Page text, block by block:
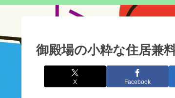
御殿場の小粋な住居兼
X Facebook